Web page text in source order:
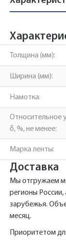
Толщина (мм):
Ширина (мм):
Намотка:
Относительное
δ, %, не менее:
Марка ленты:
Доставка
Мы отгружаем
регионы России,
зарубежья.
месяц.
Приоритетом
для
Имя*
Имя*